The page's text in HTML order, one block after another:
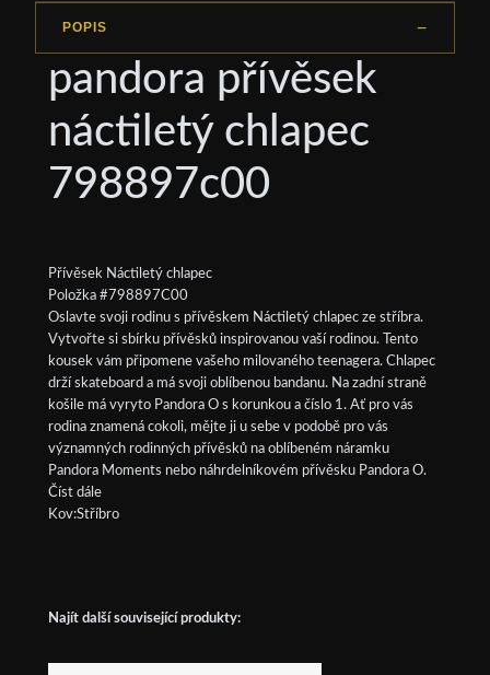
POPIS
pandora přívěsek
náctiletý chlapec
798897c00
Přívěsek Náctiletý chlapec
Položka #798897C00
Oslavte svoji rodinu s přívěskem Náctiletý chlapec ze stříbra.
Vytvořte si sbírku přívěsků inspirovanou vaší rodinou. Tento
kousek vám připomene vašeho milovaného teenagera. Chlapec
drží skateboard a má svoji oblíbenou bandanu. Na zadní straně
košile má vyryto Pandora O s korunkou a číslo 1. Ať pro vás
rodina znamená cokoli, mějte ji u sebe v podobě pro vás
významných rodinných přívěsků na oblíbeném náramku
Pandora Moments nebo náhrdelníkovém přívěsku Pandora O.
Číst dále
Kov:Stříbro
Najít další související produkty: